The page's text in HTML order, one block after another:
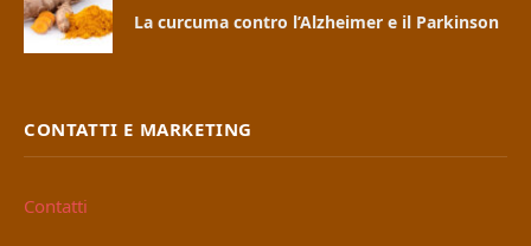
La curcuma contro l’Alzheimer e il Parkinson
CONTATTI E MARKETING
Contatti